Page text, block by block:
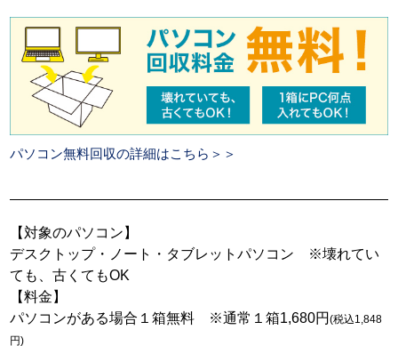
パソコン無料回収の詳細はこちら＞＞
【対象のパソコン】
デスクトップ・ノート・タブレットパソコン ※壊れてい
ても、古くてもOK
【料金】
パソコンがある場合１箱無料 ※通常１箱1,680円(税込1,848
円)